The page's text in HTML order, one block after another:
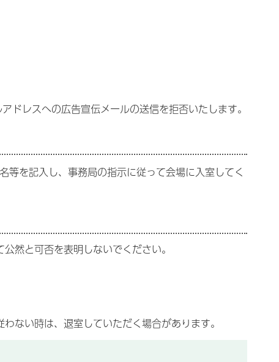
レスへの広告宣伝メールの送信を拒否いたします。
を記入し、事務局の指示に従って会場に入室してく
然と可否を表明しないでください。
ない時は、退室していただく場合があります。